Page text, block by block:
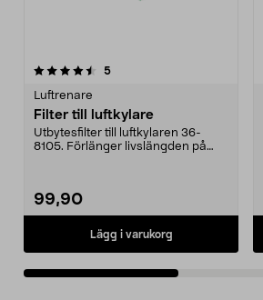
5recensioner
Luftrenare
Filter till luftkylare
Utbytesfilter till luftkylaren 36-
8105. Förlänger livslängden på
99,90
Lägg i varukorg
4.5av 5 stjärnor